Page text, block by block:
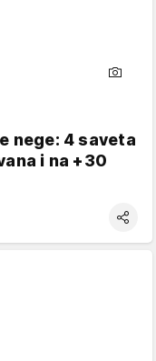
nege: 4 saveta
i na +30